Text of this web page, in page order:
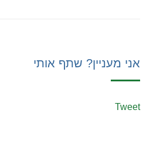
אני מעניין? שתף אותי
Tweet